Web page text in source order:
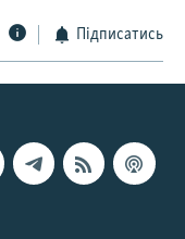
Підписатись